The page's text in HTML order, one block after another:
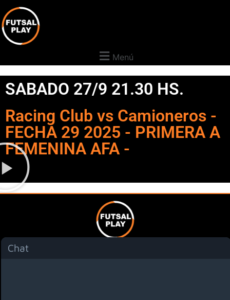
Menú
SABADO 27/9 21.30 HS.
Racing Club vs Camioneros -
FECHA 29 2025 - PRIMERA A
FEMENINA AFA -
Chat